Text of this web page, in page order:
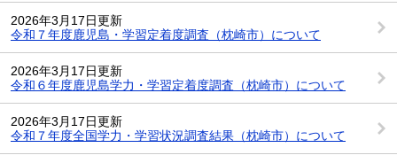
2026年3月17日更新
令和７年度鹿児島・学習定着度調査（枕崎市）について
2026年3月17日更新
令和６年度鹿児島学力・学習定着度調査（枕崎市）について
2026年3月17日更新
令和７年度全国学力・学習状況調査結果（枕崎市）について